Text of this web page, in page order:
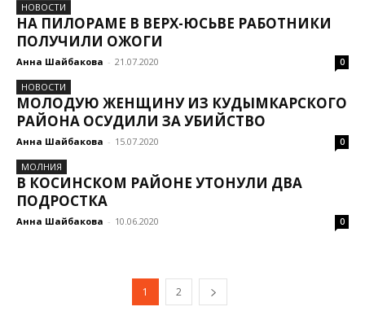
НОВОСТИ
НА ПИЛОРАМЕ В ВЕРХ-ЮСЬВЕ РАБОТНИКИ
ПОЛУЧИЛИ ОЖОГИ
Анна Шайбакова - 21.07.2020 0
НОВОСТИ
МОЛОДУЮ ЖЕНЩИНУ ИЗ КУДЫМКАРСКОГО
РАЙОНА ОСУДИЛИ ЗА УБИЙСТВО
Анна Шайбакова - 15.07.2020 0
МОЛНИЯ
В КОСИНСКОМ РАЙОНЕ УТОНУЛИ ДВА
ПОДРОСТКА
Анна Шайбакова - 10.06.2020 0
1 2